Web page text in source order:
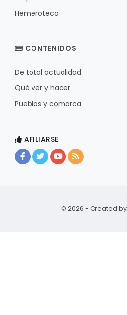
Hemeroteca
CONTENIDOS
De total actualidad
Qué ver y hacer
Pueblos y comarca
AFILIARSE
© 2026 - Created by